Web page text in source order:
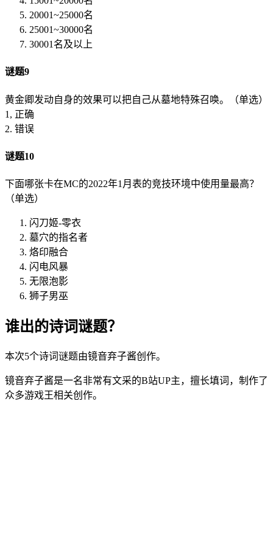
20001~25000名
25001~30000名
30001名及以上
谜题9
黄金卿发动自身的效果可以把自己从墓地特殊召唤。（单选）
1, 正确
2. 错误
谜题10
下面哪张卡在MC的2022年1月表的竞技环境中使用量最高？
（单选）
闪刀姬-零衣
墓穴的指名者
烙印融合
闪电风暴
无限泡影
狮子男巫
谁出的诗词谜题？
本次5个诗词谜题由镜音弃子酱创作。
镜音弃子酱是一名非常有文采的B站UP主，擅长填词，制作了
众多游戏王相关创作。